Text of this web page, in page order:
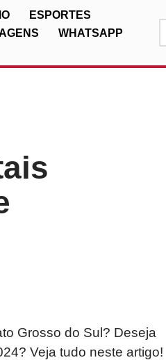
ESPORTES
WHATSAPP
Grosso do Sul? Deseja
Veja tudo neste artigo!